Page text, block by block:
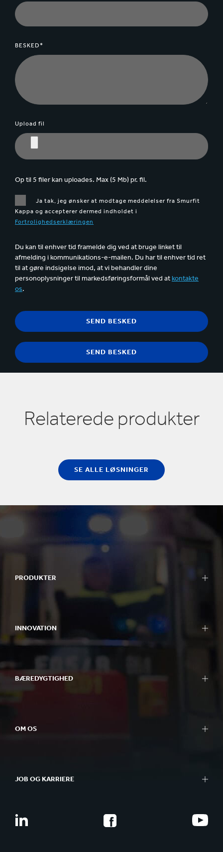
BESKED*
Upload fil
Op til 5 filer kan uploades. Max (5 Mb) pr. fil.
Ja tak, jeg ønsker at modtage meddelelser fra Smurfit
Kappa og accepterer dermed indholdet i
Fortrolighedserklæringen
Du kan til enhver tid framelde dig ved at bruge linket til
afmelding i kommunikations-e-mailen. Du har til enhver tid ret
til at gøre indsigelse imod, at vi behandler dine
personoplysninger til markedsføringsformål ved atkontakte
os.
Relaterede produkter
SE ALLE LØSNINGER
PRODUKTER
INNOVATION
BÆREDYGTIGHED
OM OS
JOB OG KARRIERE